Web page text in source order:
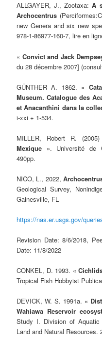
ALLGAYER, J., Zootaxa:A
Archocentrus
new Genera and six new
978-1-86977-160-7, lire en
« Convict and Jack
du 28 décembre 2007]
GÜNTHER A. 1862. «
Museum. Catalogue des
et Anacanthini dans la
i-xxi + 1-534.
MILLER, Robert R.
Mexique ». Université de
490pp.
NICO, L., 2022,
Geological Survey,
Gainesville, FL
https://nas.er.usgs.gov/
Revision Date: 8/6/2018,
Date: 11/8/2022
CONKEL, D. 1993. «
Tropical Fish Hobbyist
DEVICK, W. S. 1991a. «
Wahiawa Reservoir
Study I. Division of Aquatic
Land and Natural Resources.